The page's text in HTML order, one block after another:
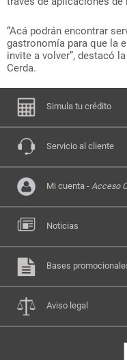
“Acá podrán encontrar
gastronomía para que la
invite a volver”, destacó
Cerda.
Simula tu crédito
Servicio al cliente
Mi cuenta - Acceso
Noticias
Bases
Aviso legal